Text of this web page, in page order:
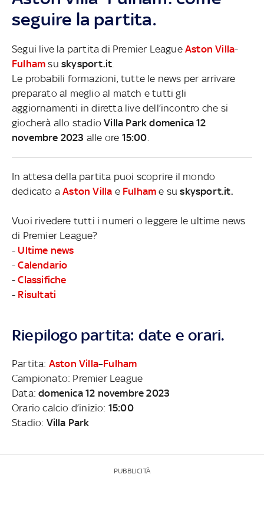
seguire la partita.
Segui live la partita di Premier League Aston Villa-
Fulham suskysport.it
Le probabili formazioni, tutte le news per arrivare
preparato al meglio al match e tutti gli
aggiornamenti in diretta live dell’incontro che si
giocherà allo stadioVilla Park domenica 12
novembre 2023 alle ore 15:00
In attesa della partita puoi scoprire il mondo
dedicato aAston Villa e Fulham e suskysport.it.
Vuoi rivedere tutti i numeri o leggere le ultime news
di Premier League?
- Ultime news
-Calendario
-Classifiche
- Risultati
Riepilogo partita: date e orari.
Partita: Aston Villa–Fulham
Campionato: Premier League
Data:domenica 12 novembre 2023
Orario calcio d’inizio: 15:00
Stadio: Villa Park
PUBBLICITÀ